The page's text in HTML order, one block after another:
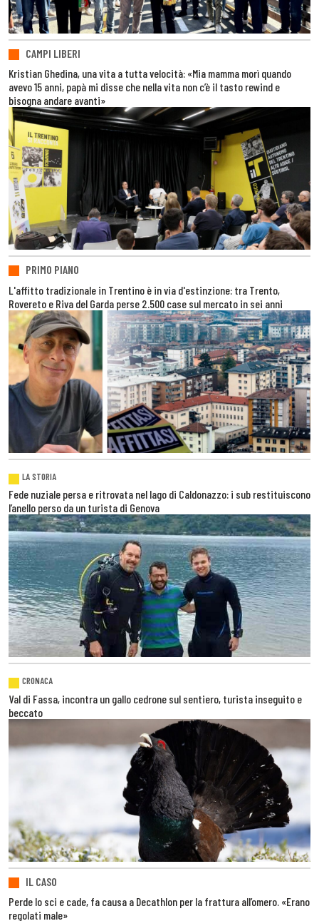
CAMPI LIBERI
Kristian Ghedina, una vita a tutta velocità: «Mia mamma morì quando
avevo 15 anni, papà mi disse che nella vita non c’è il tasto rewind e
bisogna andare avanti»
PRIMO PIANO
L'affitto tradizionale in Trentino è in via d'estinzione: tra Trento,
Rovereto e Riva del Garda perse 2.500 case sul mercato in sei anni
LA STORIA
Fede nuziale persa e ritrovata nel lago di Caldonazzo: i sub restituiscono
l’anello perso da un turista di Genova
CRONACA
Val di Fassa, incontra un gallo cedrone sul sentiero, turista inseguito e
beccato
IL CASO
Perde lo sci e cade, fa causa a Decathlon per la frattura all’omero. «Erano
regolati male»